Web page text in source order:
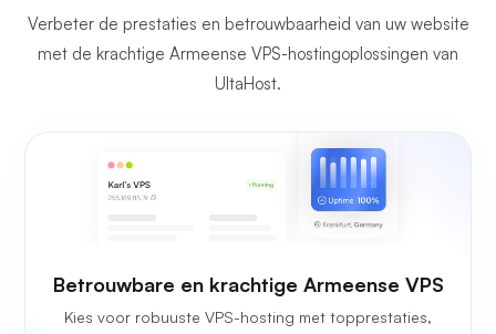
Verbeter de prestaties en betrouwbaarheid van uw website
met de krachtige Armeense VPS-hostingoplossingen van
UltaHost.
Betrouwbare en krachtige Armeense VPS
Kies voor robuuste VPS-hosting met topprestaties,